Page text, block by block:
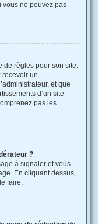
vous ne pouvez pas
de règles pour son site.
recevoir un
et que
d’un site
pas les
?
à signaler et vous
En cliquant dessus,
faire.